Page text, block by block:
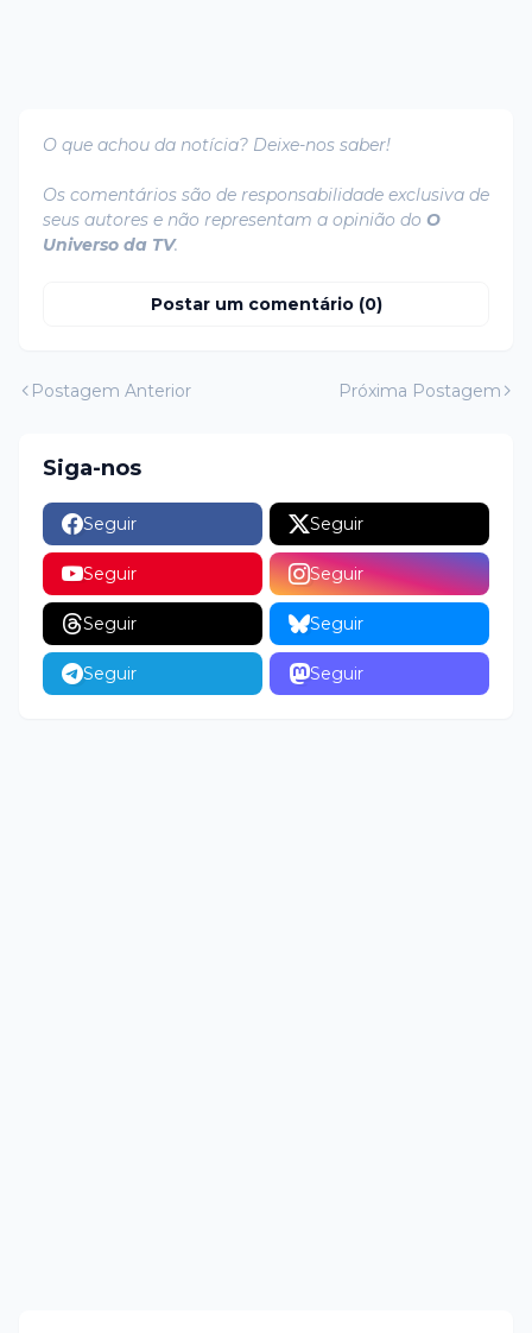
O que achou da notícia? Deixe-nos saber!
Os comentários são de responsabilidade exclusiva de
seus autores e não representam a opinião do O
Universo da TV.
Postar um comentário (0)
Postagem Anterior Próxima Postagem
Siga-nos
Seguir Seguir
Seguir Seguir
Seguir Seguir
Seguir Seguir